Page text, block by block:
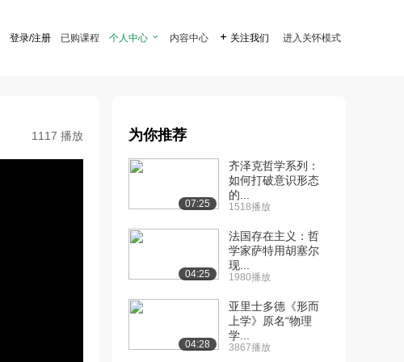
登录/注册 已购课程 个人中心  内容中心  关注我们 进入关怀模式
1117 播放 为你推荐
07:25
齐泽克哲学系列：
如何打破意识形态
的...
1518播放
04:25
法国存在主义：哲
学家萨特用胡塞尔
现...
1980播放
04:28
亚里士多德《形而
上学》原名“物理
学...
3867播放